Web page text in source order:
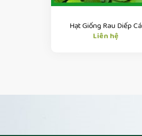
Hạt Giống Rau Diếp Cá
Liên hệ